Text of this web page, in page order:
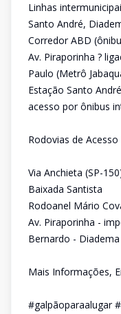
Linhas
Santo André,
Corredor ABD
Av. Piraporinha ?
Paulo (Metrô
Estação Santo
acesso por ônibus
Rodovias de Acesso
Via Anchieta (SP-
Baixada Santista
Rodoanel Mário
Av. Piraporinha -
Bernardo -
Mais Informações,
#galpãoparaalugar